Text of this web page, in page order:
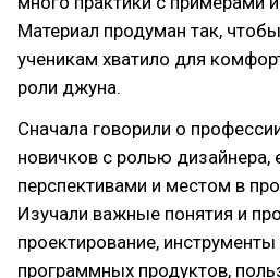
Материал продуман так,
ученикам хватило для
роли джуна.
Сначала говорили о
новичков с ролью дизайнера,
перспективами и местом в
Изучали важные понятия и
проектирование,
программных продуктов,